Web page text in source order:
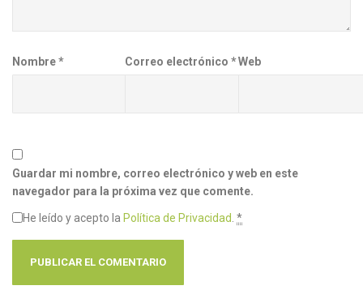
Nombre* Correo electrónico*Web
Guardar mi nombre, correo electrónico y web en este
navegador para la próxima vez que comente.
He leído y acepto la Política de Privacidad *